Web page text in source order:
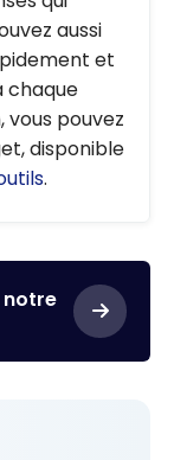
aussi
et
chaque
vous pouvez
disponible
.
notre